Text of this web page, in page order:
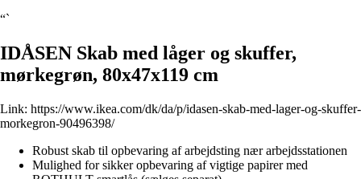
“`
IDÅSEN Skab med låger og skuffer,
mørkegrøn, 80x47x119 cm
Link: https://www.ikea.com/dk/da/p/idasen-skab-med-lager-og-skuffer-
morkegron-90496398/
Robust skab til opbevaring af arbejdsting nær arbejdsstationen
Mulighed for sikker opbevaring af vigtige papirer med